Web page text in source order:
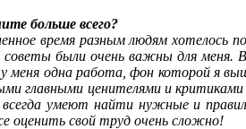
больше всего?
время разным людям
были очень важны для меня.
одна работа, фон которой я
главными ценителями и
умеют найти нужные и
оценить свой труд очень сложно!